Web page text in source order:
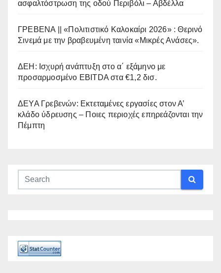
ασφαλτόστρωση της οδού Περιβόλι – Αβδέλλα
ΓΡΕΒΕΝΑ || «Πολιτιστικό Καλοκαίρι 2026» : Θερινό
Σινεμά με την βραβευμένη ταινία «Μικρές Ανάσες».
ΔΕΗ: Ισχυρή ανάπτυξη στο α΄ εξάμηνο με
προσαρμοσμένο EBITDA στα €1,2 δισ.
ΔΕΥΑ Γρεβενών: Εκτεταμένες εργασίες στον Α’
κλάδο ύδρευσης – Ποιες περιοχές επηρεάζονται την
Πέμπτη